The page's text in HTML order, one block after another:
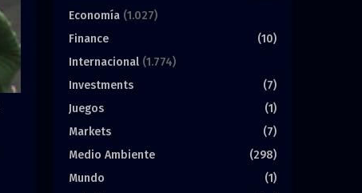
Economía (1.027)
Finance
(10)
Internacional (1.774)
Investments
(7)
Juegos
(1)
Markets
(7)
Medio Ambiente
(298)
Mundo
(1)